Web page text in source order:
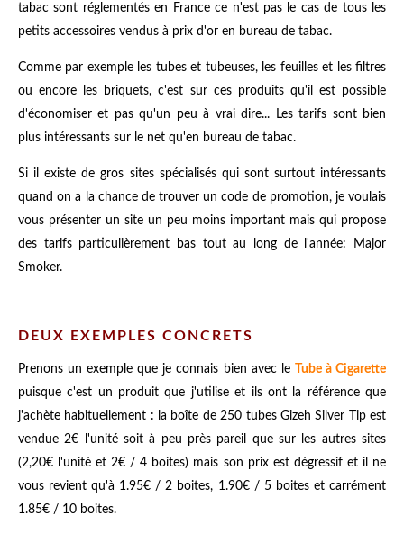
tabac sont réglementés en France ce n'est pas le cas de tous les
petits accessoires vendus à prix d'or en bureau de tabac.
Comme par exemple les tubes et tubeuses, les feuilles et les filtres
ou encore les briquets, c'est sur ces produits qu'il est possible
d'économiser et pas qu'un peu à vrai dire... Les tarifs sont bien
plus intéressants sur le net qu'en bureau de tabac.
Si il existe de gros sites spécialisés qui sont surtout intéressants
quand on a la chance de trouver un code de promotion, je voulais
vous présenter un site un peu moins important mais qui propose
des tarifs particulièrement bas tout au long de l'année: Major
Smoker.
DEUX EXEMPLES CONCRETS
Prenons un exemple que je connais bien avec le
Tube à Cigarette
puisque c'est un produit que j'utilise et ils ont la référence que
j'achète habituellement : la boîte de 250 tubes Gizeh Silver Tip est
vendue 2€ l'unité soit à peu près pareil que sur les autres sites
(2,20€ l'unité et 2€ / 4 boites) mais son prix est dégressif et il ne
vous revient qu'à 1.95€ / 2 boites, 1.90€ / 5 boites et carrément
1.85€ / 10 boites.